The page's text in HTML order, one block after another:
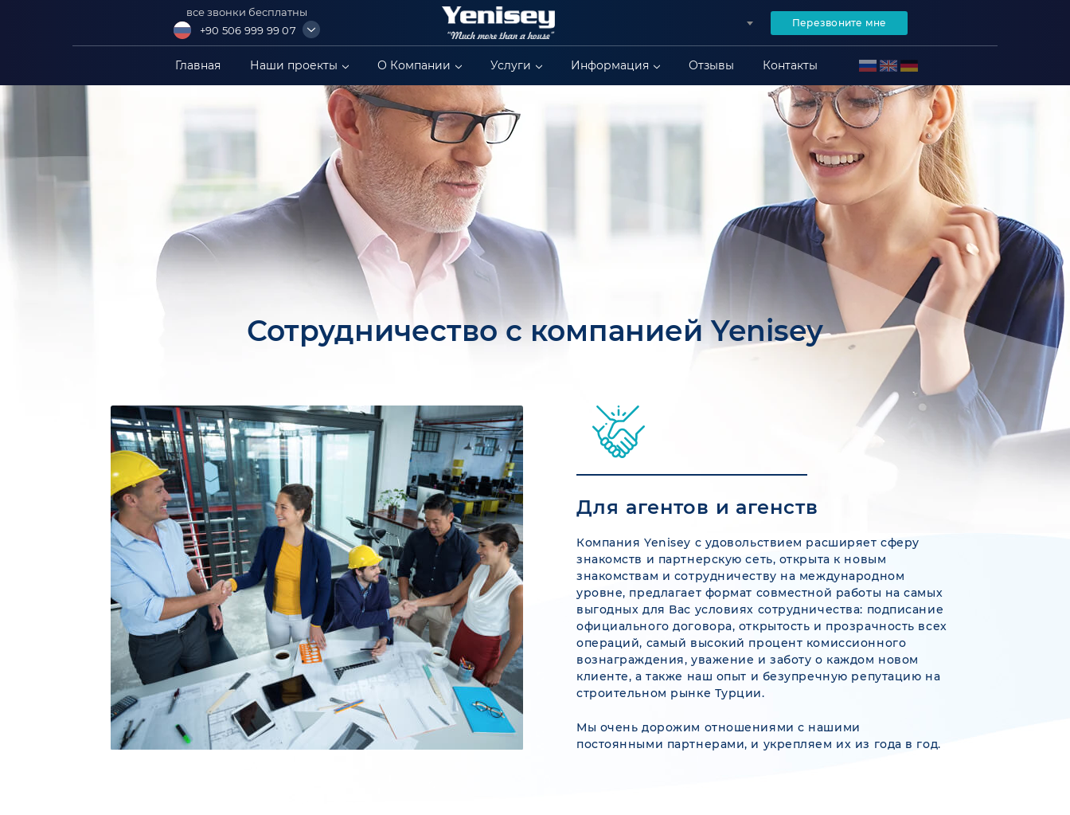
все звонки бесплатны
+90 506 999 99 07
+90 549 304 88 99
+90 549 402 88 89
Перезвоните мне
Главная Наши проекты О Компании Услуги Информация Отзывы Контакты
Сотрудничество с компаниейYenisey
Для агентов и агенств
КомпанияYenisey с удовольствием расширяет сферу
знакомств и партнерскую сеть, открыта к новым
знакомствам и сотрудничеству на международном
уровне, предлагает формат совместной работы на самых
выгодных для Вас условиях сотрудничества: подписание
официального договора, открытость и прозрачность всех
операций, самый высокий процент комиссионного
вознаграждения, уважение и заботу о каждом новом
клиенте, а также наш опыт и безупречную репутацию на
строительном рынке Турции.
Мы очень дорожим отношениями с нашими
постоянными партнерами, и укрепляем их из года в год.